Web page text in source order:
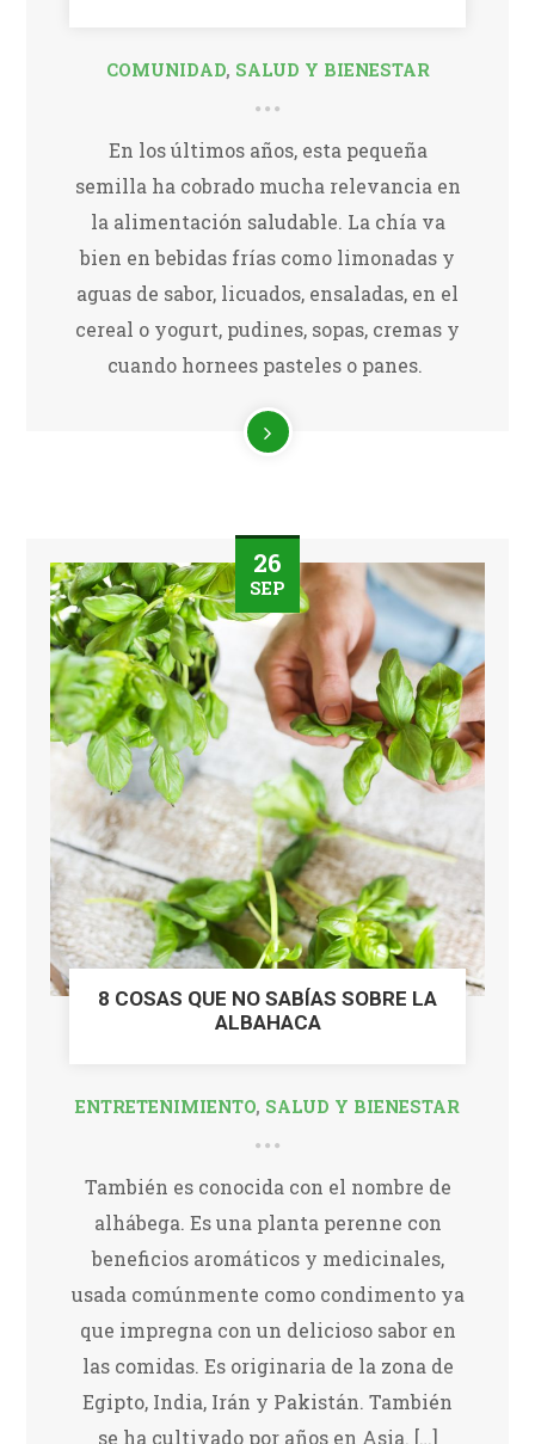
COMUNIDAD, SALUD Y BIENESTAR
En los últimos años, esta pequeña
semilla ha cobrado mucha relevancia en
la alimentación saludable. La chía va
bien en bebidas frías como limonadas y
aguas de sabor, licuados, ensaladas, en el
cereal o yogurt, pudines, sopas, cremas y
cuando hornees pasteles o panes.
26
SEP
8 COSAS QUE NO SABÍAS SOBRE LA
ALBAHACA
ENTRETENIMIENTO, SALUD Y BIENESTAR
También es conocida con el nombre de
alhábega. Es una planta perenne con
beneficios aromáticos y medicinales,
usada comúnmente como condimento ya
que impregna con un delicioso sabor en
las comidas. Es originaria de la zona de
Egipto, India, Irán y Pakistán. También
se ha cultivado por años en Asia. […]